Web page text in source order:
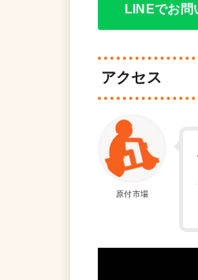
LINEでお問
アクセス
原付市場